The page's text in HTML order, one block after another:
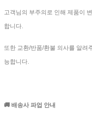
고객님의 부주의로 인해 제품이
합니다.
또한 교환/반품/환불 의사를 알려
능합니다.
🚚 배송사 파업 안내